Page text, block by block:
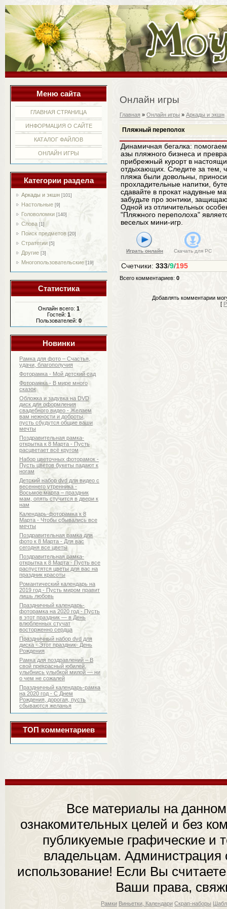
Меню сайта
ГЛАВНАЯ СТРАНИЦА
ИНФОРМАЦИЯ О САЙТЕ
КАТАЛОГ ФАЙЛОВ
ОНЛАЙН ИГРЫ
Категории раздела
Аркады и экшн [101]
Настольные [9]
Головоломки [140]
Слова [1]
Поиск предметов [20]
Стратегии [5]
Другие [3]
Многопользовательские [19]
Статистика
Онлайн всего: 1
Гостей: 1
Пользователей: 0
Новинки
Рамка для фото – Счастья,
удачи, благополучия
Фоторамка - Мой детский сад
Фоторамка - В мире много
сказок
Обложка и задувка на DVD
диск для оформления
свадебного видео - Желаем
вам нежности и доброты,
пусть сбудутся общие ваши
мечты
Поздравительная рамка-
открытка к 8 Марта - Пусть
расцветает всё кругом
Набор цветочных фоторамок -
Пусть цветов букеты падают к
ногам
Детский набор dvd для видео с
весеннего утренника -
Восьмое марта – праздник
мам, опять стучится в двери к
нам
Календарь-фоторамка к 8
Марта - Чтобы сбывались все
мечты
Поздравительная рамка для
фото к 8 Марта - Для вас
сегодня все цветы
Поздравительная рамка-
открытка к 8 Марта - Пусть все
распустятся цветы для вас на
праздник красоты
Романтический календарь на
2019 год - Пусть миром правит
лишь любовь
Праздничный календарь-
фоторамка на 2020 год - Пусть
в этот праздник — в День
влюбленных стучат
восторженно сердца
Праздничный набор dvd для
диска - Этот праздник- День
Рождения
Рамка для поздравлений – В
свой прекрасный юбилей,
улыбнись улыбкой милой — ни
о чем не сожалей
Праздничный календарь-рамка
на 2020 год - С Днем
Рождения, дорогая, пусть
сбываются желанья
ТОП комментариев
Онлайн игры
Главная » Онлайн игры » Аркады и экшн
Пляжный переполох
Динамичная бегалка:
азы пляжного бизнеса и
прибрежный курорт в
отдыхающих. Следите за тем,
пляжа были довольны,
прохладительные напитки,
сдавайте в прокат надувные
забудьте про зонтики,
Одной из отличительных
"Пляжного переполоха"
веселых мини-игр.
Играть онлайн Скачать дляPC
Счетчики: 333/9/195
Всего комментариев: 0
Добавлять комментарии
[
Все материалы на
ознакомительных целей и без
публикуемые графические и
владельцам. Администрация
использование! Если Вы
Ваши права,
Рамки Виньетки, Календари Скрап-наборы